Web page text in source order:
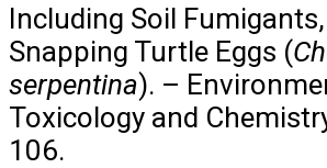
Including Soil
Snapping Turtle Eggs (
serpentina). –
Toxicology and
106.